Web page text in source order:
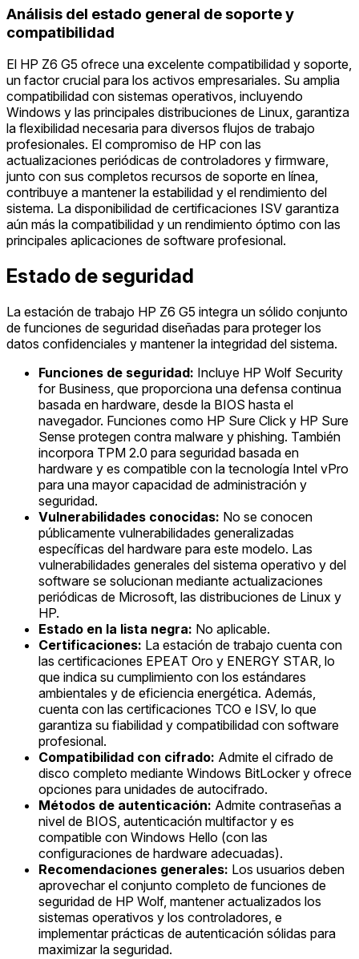
Análisis del estado general de soporte y
compatibilidad
El HP Z6 G5 ofrece una excelente compatibilidad y soporte,
un factor crucial para los activos empresariales. Su amplia
compatibilidad con sistemas operativos, incluyendo
Windows y las principales distribuciones de Linux, garantiza
la flexibilidad necesaria para diversos flujos de trabajo
profesionales. El compromiso de HP con las
actualizaciones periódicas de controladores y firmware,
junto con sus completos recursos de soporte en línea,
contribuye a mantener la estabilidad y el rendimiento del
sistema. La disponibilidad de certificaciones ISV garantiza
aún más la compatibilidad y un rendimiento óptimo con las
principales aplicaciones de software profesional.
Estado de seguridad
La estación de trabajo HP Z6 G5 integra un sólido conjunto
de funciones de seguridad diseñadas para proteger los
datos confidenciales y mantener la integridad del sistema.
Funciones de seguridad: Incluye HP Wolf Security
for Business, que proporciona una defensa continua
basada en hardware, desde la BIOS hasta el
navegador. Funciones como HP Sure Click y HP Sure
Sense protegen contra malware y phishing. También
incorpora TPM 2.0 para seguridad basada en
hardware y es compatible con la tecnología Intel vPro
para una mayor capacidad de administración y
seguridad.
Vulnerabilidades conocidas: No se conocen
públicamente vulnerabilidades generalizadas
específicas del hardware para este modelo. Las
vulnerabilidades generales del sistema operativo y del
software se solucionan mediante actualizaciones
periódicas de Microsoft, las distribuciones de Linux y
HP.
Estado en la lista negra: No aplicable.
Certificaciones: La estación de trabajo cuenta con
las certificaciones EPEAT Oro y ENERGY STAR, lo
que indica su cumplimiento con los estándares
ambientales y de eficiencia energética. Además,
cuenta con las certificaciones TCO e ISV, lo que
garantiza su fiabilidad y compatibilidad con software
profesional.
Compatibilidad con cifrado: Admite el cifrado de
disco completo mediante Windows BitLocker y ofrece
opciones para unidades de autocifrado.
Métodos de autenticación: Admite contraseñas a
nivel de BIOS, autenticación multifactor y es
compatible con Windows Hello (con las
configuraciones de hardware adecuadas).
Recomendaciones generales: Los usuarios deben
aprovechar el conjunto completo de funciones de
seguridad de HP Wolf, mantener actualizados los
sistemas operativos y los controladores, e
implementar prácticas de autenticación sólidas para
maximizar la seguridad.